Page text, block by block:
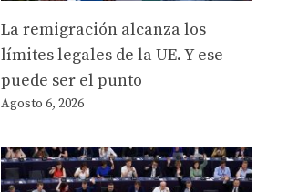
La remigración alcanza los
límites legales de la UE. Y ese
puede ser el punto
Agosto 6, 2026